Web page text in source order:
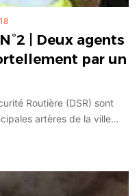
| Deux agents
par un
Routière (DSR) sont
artères de la ville…